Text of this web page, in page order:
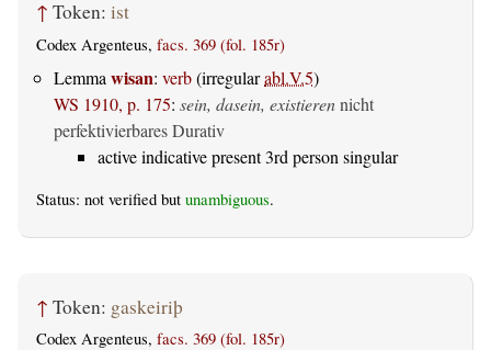
↑ Token: ist
Codex Argenteus, facs. 369 (fol. 185r)
Lemma wisan: verb(irregularabl.V.5)
WS 1910, p. 175: sein, dasein, existierennicht
perfektivierbares Durativ
active indicative present 3rd person singular
Status: not verified but unambiguous.
↑ Token: gaskeiriþ
Codex Argenteus, facs. 369 (fol. 185r)